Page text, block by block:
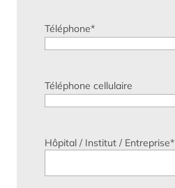
Téléphone*
Téléphone cellulaire
Hôpital / Institut / Entreprise*